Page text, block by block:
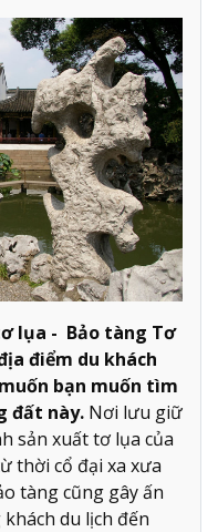
lụa - Bảo tàng Tơ
điểm du khách
bạn muốn tìm
đất này. Nơi lưu giữ
sản xuất tơ lụa của
thời cổ đại xa xưa
tàng cũng gây ấn
du lịch đến